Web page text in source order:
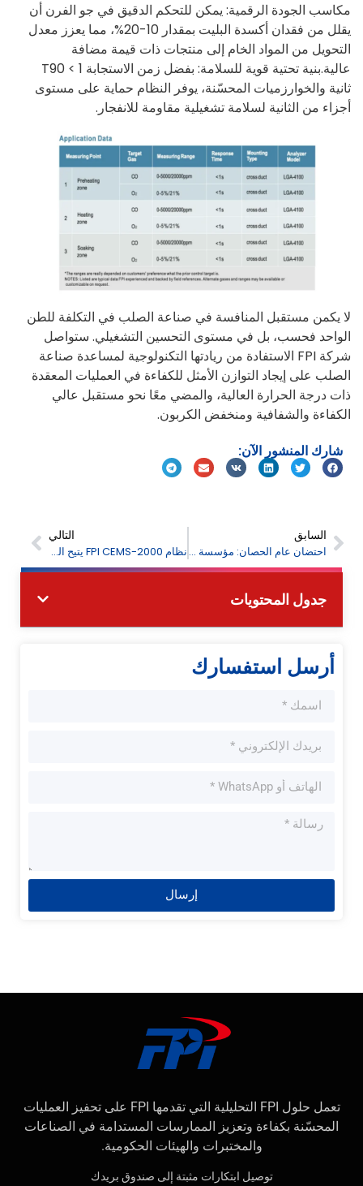
مكاسب الجودة الرقمية: يمكن للتحكم الدقيق في جو الفرن أن
يقلل من فقدان أكسدة البليت بمقدار 10-20%، مما يعزز معدل
التحويل من المواد الخام إلى منتجات ذات قيمة مضافة
عالية.بنية تحتية قوية للسلامة: بفضل زمن الاستجابة T90 < 1
ثانية والخوارزميات المحسّنة، يوفر النظام حماية على مستوى
أجزاء من الثانية لسلامة تشغيلية مقاومة للانفجار.
لا يكمن مستقبل المنافسة في صناعة الصلب في التكلفة للطن
الواحد فحسب، بل في مستوى التحسين التشغيلي. ستواصل
شركة FPI الاستفادة من ريادتها التكنولوجية لمساعدة صناعة
الصلب على إيجاد التوازن الأمثل للكفاءة في العمليات المعقدة
ذات درجة الحرارة العالية، والمضي معًا نحو مستقبل عالي
الكفاءة والشفافية ومنخفض الكربون.
شارك المنشور الآن:
السابق
احتضان عام الحصان: مؤسسة FPI تتمنى لكم عام 2026 مزدهراً
التالي
نظام FPI CEMS-2000 يتيح المراقبة الدقيقة للتحكم في الانبعاثات الصناعية
جدول المحتويات
أرسل استفسارك
إرسال
تعمل حلول FPI التحليلية التي تقدمها FPI على تحفيز العمليات
المحسّنة بكفاءة وتعزيز الممارسات المستدامة في الصناعات
والمختبرات والهيئات الحكومية.
توصيل ابتكارات مثبتة إلى صندوق بريدك